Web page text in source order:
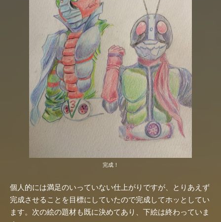
完成！
個人的には満足のいっていない仕上がりですが、とりあえず
完成させることを目標にしていたので完成してホッとしてい
ます。次の絵の題材も既に決めてあり、下絵は終わっていま